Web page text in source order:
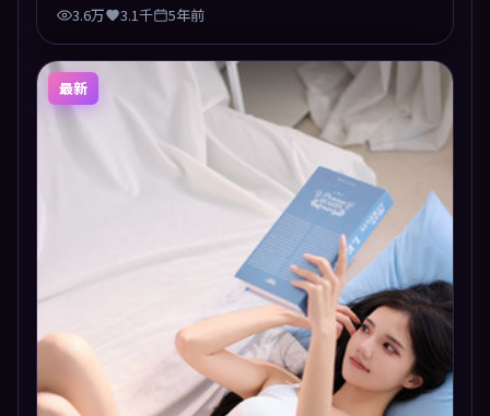
3.6万 3.1千 5年前
最新